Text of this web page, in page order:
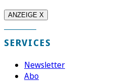
ANZEIGE X
SERVICES
Newsletter
Abo